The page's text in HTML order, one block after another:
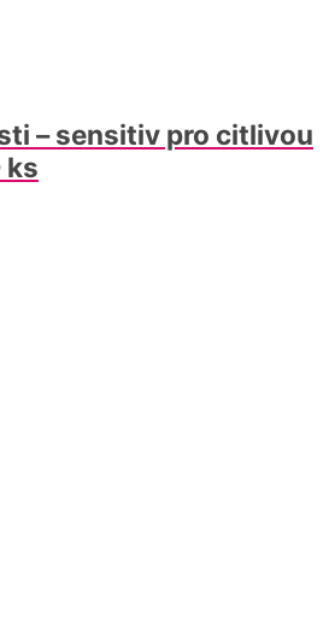
– sensitiv pro citlivou
ks